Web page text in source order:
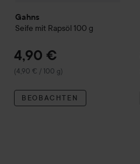
Gahns
Seife mit Rapsöl 100 g
4,90 €
(4,90 € / 100 g)
BEOBACHTEN